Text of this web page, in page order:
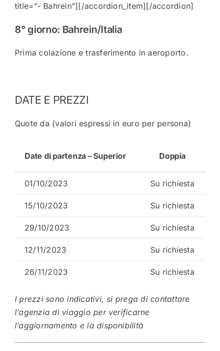
title=”- Bahrein”][/accordion_item][/accordion]
8° giorno: Bahrein/Italia
Prima colazione e trasferimento in aeroporto.
DATE E PREZZI
Quote da (valori espressi in euro per persona)
Date di partenza – Superior Doppia
01/10/2023 Su richiesta
15/10/2023 Su richiesta
29/10/2023 Su richiesta
12/11/2023 Su richiesta
26/11/2023 Su richiesta
I prezzi sono indicativi, si prega di contattare
l’agenzia di viaggio per verificarne
l’aggiornamento e la disponibilità